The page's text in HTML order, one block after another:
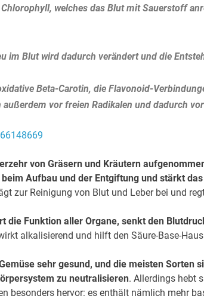
welches das Blut mit Sauerstoff
im Blut wird dadurch verändert und die
Beta-Carotin, die Flavonoid-
außerdem vor freien Radikalen und dadurch
von Gräsern und Kräutern
Aufbau und der Entgiftung und stärkt
zur Reinigung von Blut und Leber bei und
die Funktion aller Organe, senkt den
alkalisierend und hilft den Säure-Base-
sehr gesund, und die meisten Sorten
zu neutralisieren. Allerdings hebt
besonders hervor: es enthält nämlich mehr